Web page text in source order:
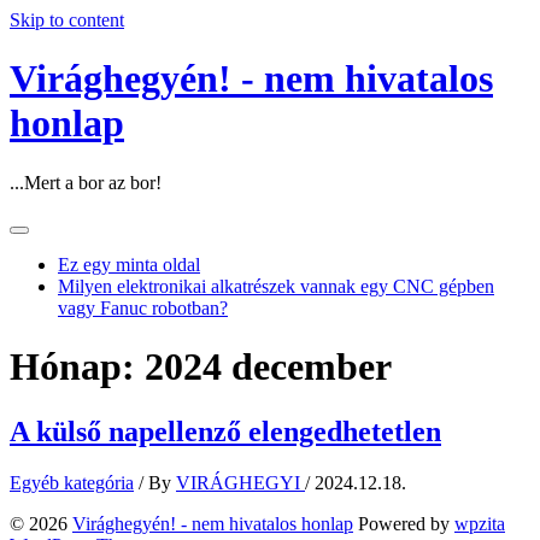
Skip to content
Virághegyén! - nem hivatalos
honlap
...Mert a bor az bor!
Ez egy minta oldal
Milyen elektronikai alkatrészek vannak egy CNC gépben
vagy Fanuc robotban?
Hónap: 2024 december
A külső napellenző elengedhetetlen
Egyéb kategória / By VIRÁGHEGYI / 2024.12.18.
© 2026 Virághegyén! - nem hivatalos honlap Powered by wpzita